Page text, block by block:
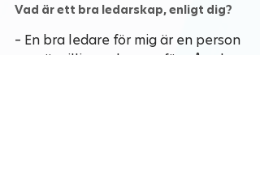
Vad är ett bra ledarskap, enligt dig?
– En bra ledare för mig är en person
som är villig att lyssna, förstå och